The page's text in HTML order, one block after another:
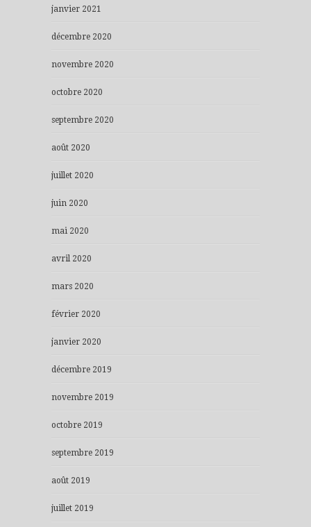
janvier 2021
décembre 2020
novembre 2020
octobre 2020
septembre 2020
août 2020
juillet 2020
juin 2020
mai 2020
avril 2020
mars 2020
février 2020
janvier 2020
décembre 2019
novembre 2019
octobre 2019
septembre 2019
août 2019
juillet 2019